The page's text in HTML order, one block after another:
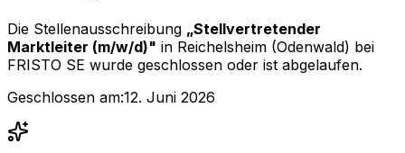
Die Stellenausschreibung „Stellvertretender
Marktleiter (m/w/d)" in Reichelsheim (Odenwald) bei
FRISTO SE wurde geschlossen oder ist abgelaufen.
Geschlossen am:12. Juni 2026